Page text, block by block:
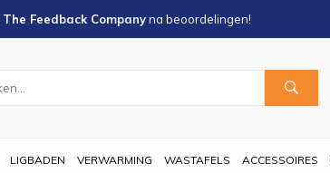
The Feedback Companyna beoordelingen!
LIGBADEN VERWARMING WASTAFELS ACCESSOIRES